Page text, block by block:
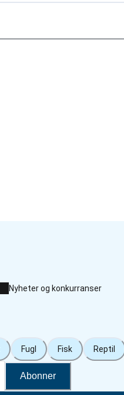
Nyheter og konkurranser
Fugl Fisk Reptil
Abonner